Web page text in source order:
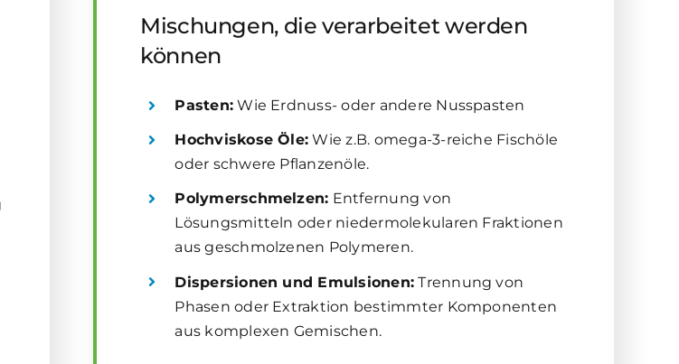
Mischungen, die verarbeitet werden
können
Pasten: Wie Erdnuss- oder andere Nusspasten
Hochviskose Öle: Wie z.B. omega-3-reiche Fischöle
oder schwere Pflanzenöle.
Polymerschmelzen: Entfernung von
Lösungsmitteln oder niedermolekularen Fraktionen
aus geschmolzenen Polymeren.
Dispersionen und Emulsionen: Trennung von
Phasen oder Extraktion bestimmter Komponenten
aus komplexen Gemischen.